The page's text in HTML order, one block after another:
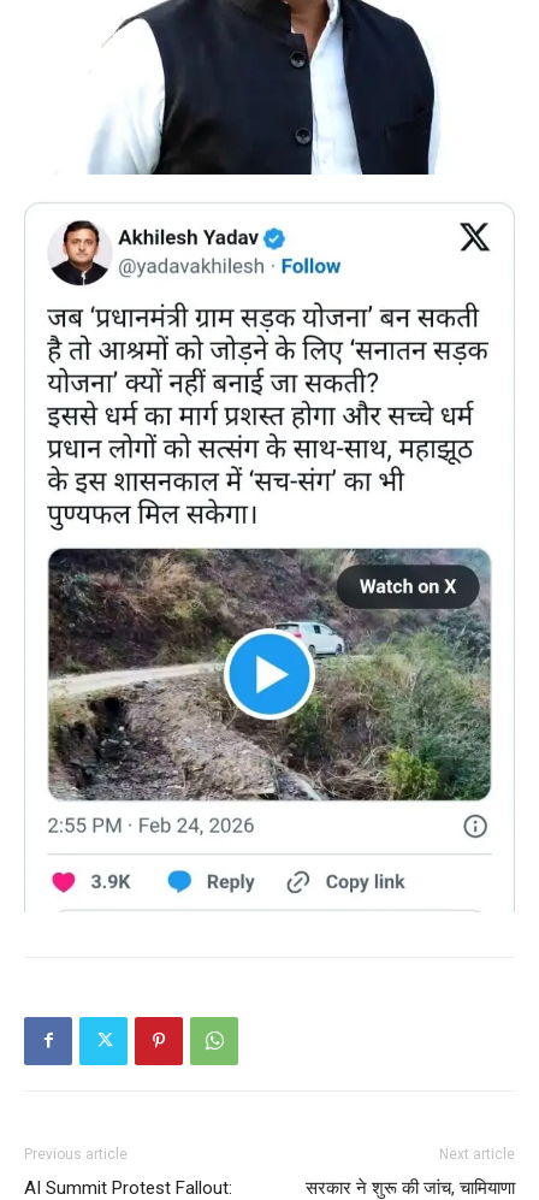
Magazine PRO
SUBSCRIBE NOW
Company
About
Contact us
Subscription Plans
My account
Previous article
AI Summit Protest Fallout:
Next article
सरकार ने शुरू की जांच, चामियाणा